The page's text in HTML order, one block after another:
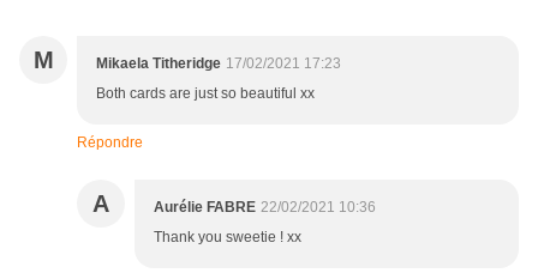
M Mikaela Titheridge 17/02/2021 17:23
Both cards are just so beautiful xx
Répondre
A Aurélie FABRE 22/02/2021 10:36
Thank you sweetie ! xx